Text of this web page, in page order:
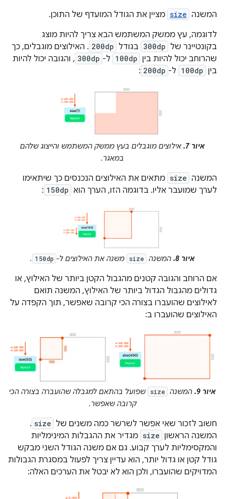
המשנה size מציין את הגודל המועדף של התוכן.
לדוגמה, עץ ממשק המשתמש הבא צריך להיות מוצג
בקונטיינר של 300dp בגודל 200dp . האילוצים מוגבלים, כך
שהרוחב יכול להיות בין 100dp ל- 300dp , והגובה יכול להיות
בין 100dp ל- 200dp
:
איור 7.
אילוצים מוגבלים בעץ ממשק המשתמש והייצוג שלהם
במאגר.
המשנה size מתאים את האילוצים הנכנסים כך שיתאימו
לערך שמועבר אליו. בדוגמה הזו, הערך הוא 150dp
:
איור 8. המשנה size משנה את האילוצים ל- 150dp
.
אם הרוחב והגובה קטנים מהגבול הקטן ביותר של האילוץ, או
גדולים מהגבול הגדול ביותר של האילוץ, המשנה תואם
לאילוצים שהועברו בצורה הכי קרובה שאפשר, תוך הקפדה על
האילוצים שהועברו ב:
איור 9. המשנה size
שפועל בהתאם למגבלה שהועברה בצורה הכי
קרובה שאפשר.
חשוב לזכור שאי אפשר לשרשר כמה משנים של size
.
המשנה הראשון size מגדיר את ההגבלות המינימליות
והמקסימליות לערך קבוע. גם אם משנה הגודל השני מבקש
גודל קטן או גדול יותר, הוא עדיין צריך לפעול במסגרת הגבולות
המדויקים שהועברו, ולכן הוא לא יבטל את הערכים האלה: